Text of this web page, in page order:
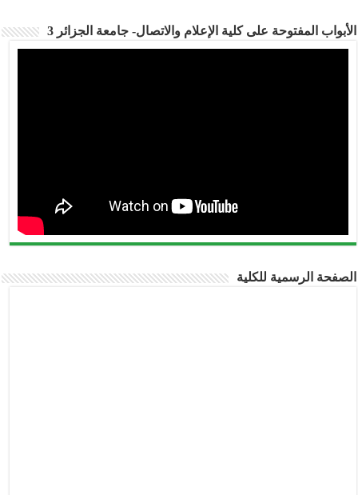
الأبواب المفتوحة على كلية الإعلام والاتصال- جامعة الجزائر 3
الصفحة الرسمية للكلية